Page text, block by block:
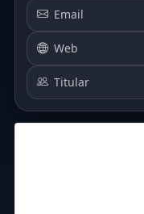
Email
Web
Titular